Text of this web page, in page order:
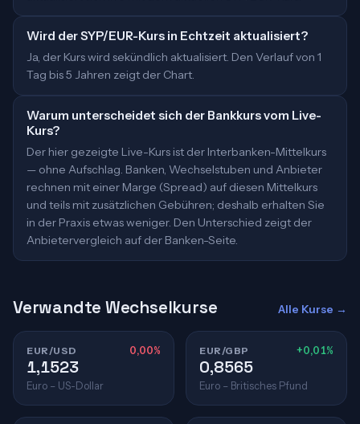
Wird der SYP/EUR-Kurs in Echtzeit aktualisiert?
Ja, der Kurs wird sekündlich aktualisiert. Den Verlauf von 1
Tag bis 5 Jahren zeigt der Chart.
Warum unterscheidet sich der Bankkurs vom Live-
Kurs?
Der hier gezeigte Live-Kurs ist der Interbanken-Mittelkurs
— ohne Aufschlag. Banken, Wechselstuben und Anbieter
rechnen mit einer Marge (Spread) auf diesen Mittelkurs
und teils mit zusätzlichen Gebühren; deshalb erhalten Sie
in der Praxis etwas weniger. Den Unterschied zeigt der
Anbietervergleich auf der Banken-Seite.
Verwandte Wechselkurse Alle Kurse →
EUR/USD 0,00%
1,1523
Euro – US-Dollar
EUR/GBP +0,01%
0,8565
Euro – Britisches Pfund